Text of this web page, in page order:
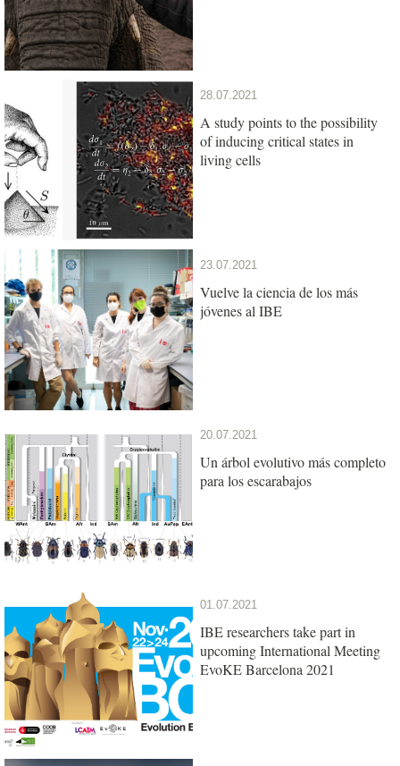
28.07.2021
A study points to the possibility
of inducing critical states in
living cells
23.07.2021
Vuelve la ciencia de los más
jóvenes al IBE
20.07.2021
Un árbol evolutivo más completo
para los escarabajos
01.07.2021
IBE researchers take part in
upcoming International Meeting
EvoKE Barcelona 2021